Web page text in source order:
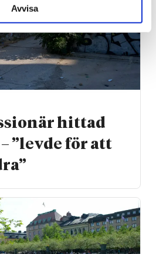
Avvisa
hittad
”levde för att